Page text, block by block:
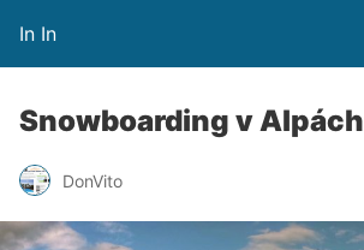
In In
Snowboarding v Alpách
DonVito